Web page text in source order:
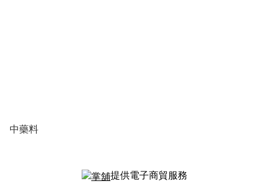
中藥料
提供電子商貿服務